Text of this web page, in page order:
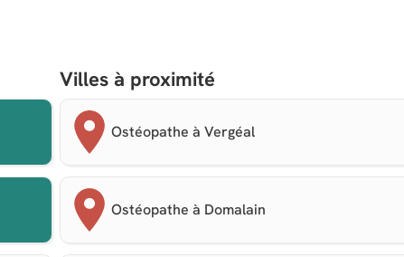
Villes à proximité
Ostéopathe à Vergéal
Ostéopathe à Domalain